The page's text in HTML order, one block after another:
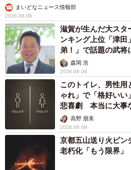
まいどなニュース情報部
2026.08.09
滋賀が生んだ大ス
ンキング上位「津
弟！」で話題の武
森岡 浩
2026.08.09
このトイレ、男性用
ゃれ」で「格好いい
悲喜劇 本当に大事
く…高野 朋美
2026.08.09
京都五山送り火ピ
老朽化「もう限界